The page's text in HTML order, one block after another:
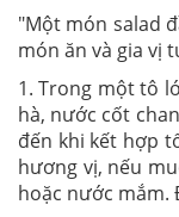
"Một món salad
món ăn và gia vị
1. Trong một tô
hà, nước cốt
đến khi kết hợp
hương vị, nếu
hoặc nước mắm.